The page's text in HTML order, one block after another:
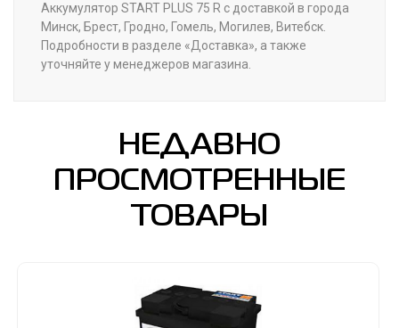
Аккумулятор START PLUS 75 R с доставкой в города
Минск, Брест, Гродно, Гомель, Могилев, Витебск.
Подробности в разделе «Доставка», а также
уточняйте у менеджеров магазина.
НЕДАВНО
ПРОСМОТРЕННЫЕ
ТОВАРЫ